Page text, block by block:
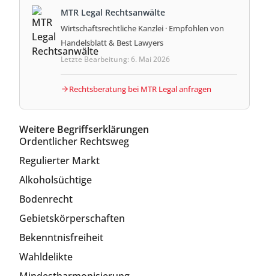
MTR Legal Rechtsanwälte
Wirtschaftsrechtliche Kanzlei · Empfohlen von
Handelsblatt & Best Lawyers
Letzte Bearbeitung: 6. Mai 2026
Rechtsberatung bei MTR Legal anfragen
Weitere Begriffserklärungen
Ordentlicher Rechtsweg
Regulierter Markt
Alkoholsüchtige
Bodenrecht
Gebietskörperschaften
Bekenntnisfreiheit
Wahldelikte